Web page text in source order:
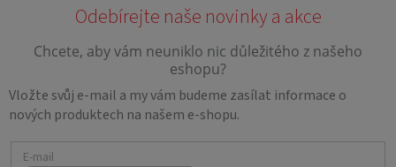
Vložte svůj e-mail a my vám budeme zasílat informace o
nových produktech na našem e-shopu.
E-mail